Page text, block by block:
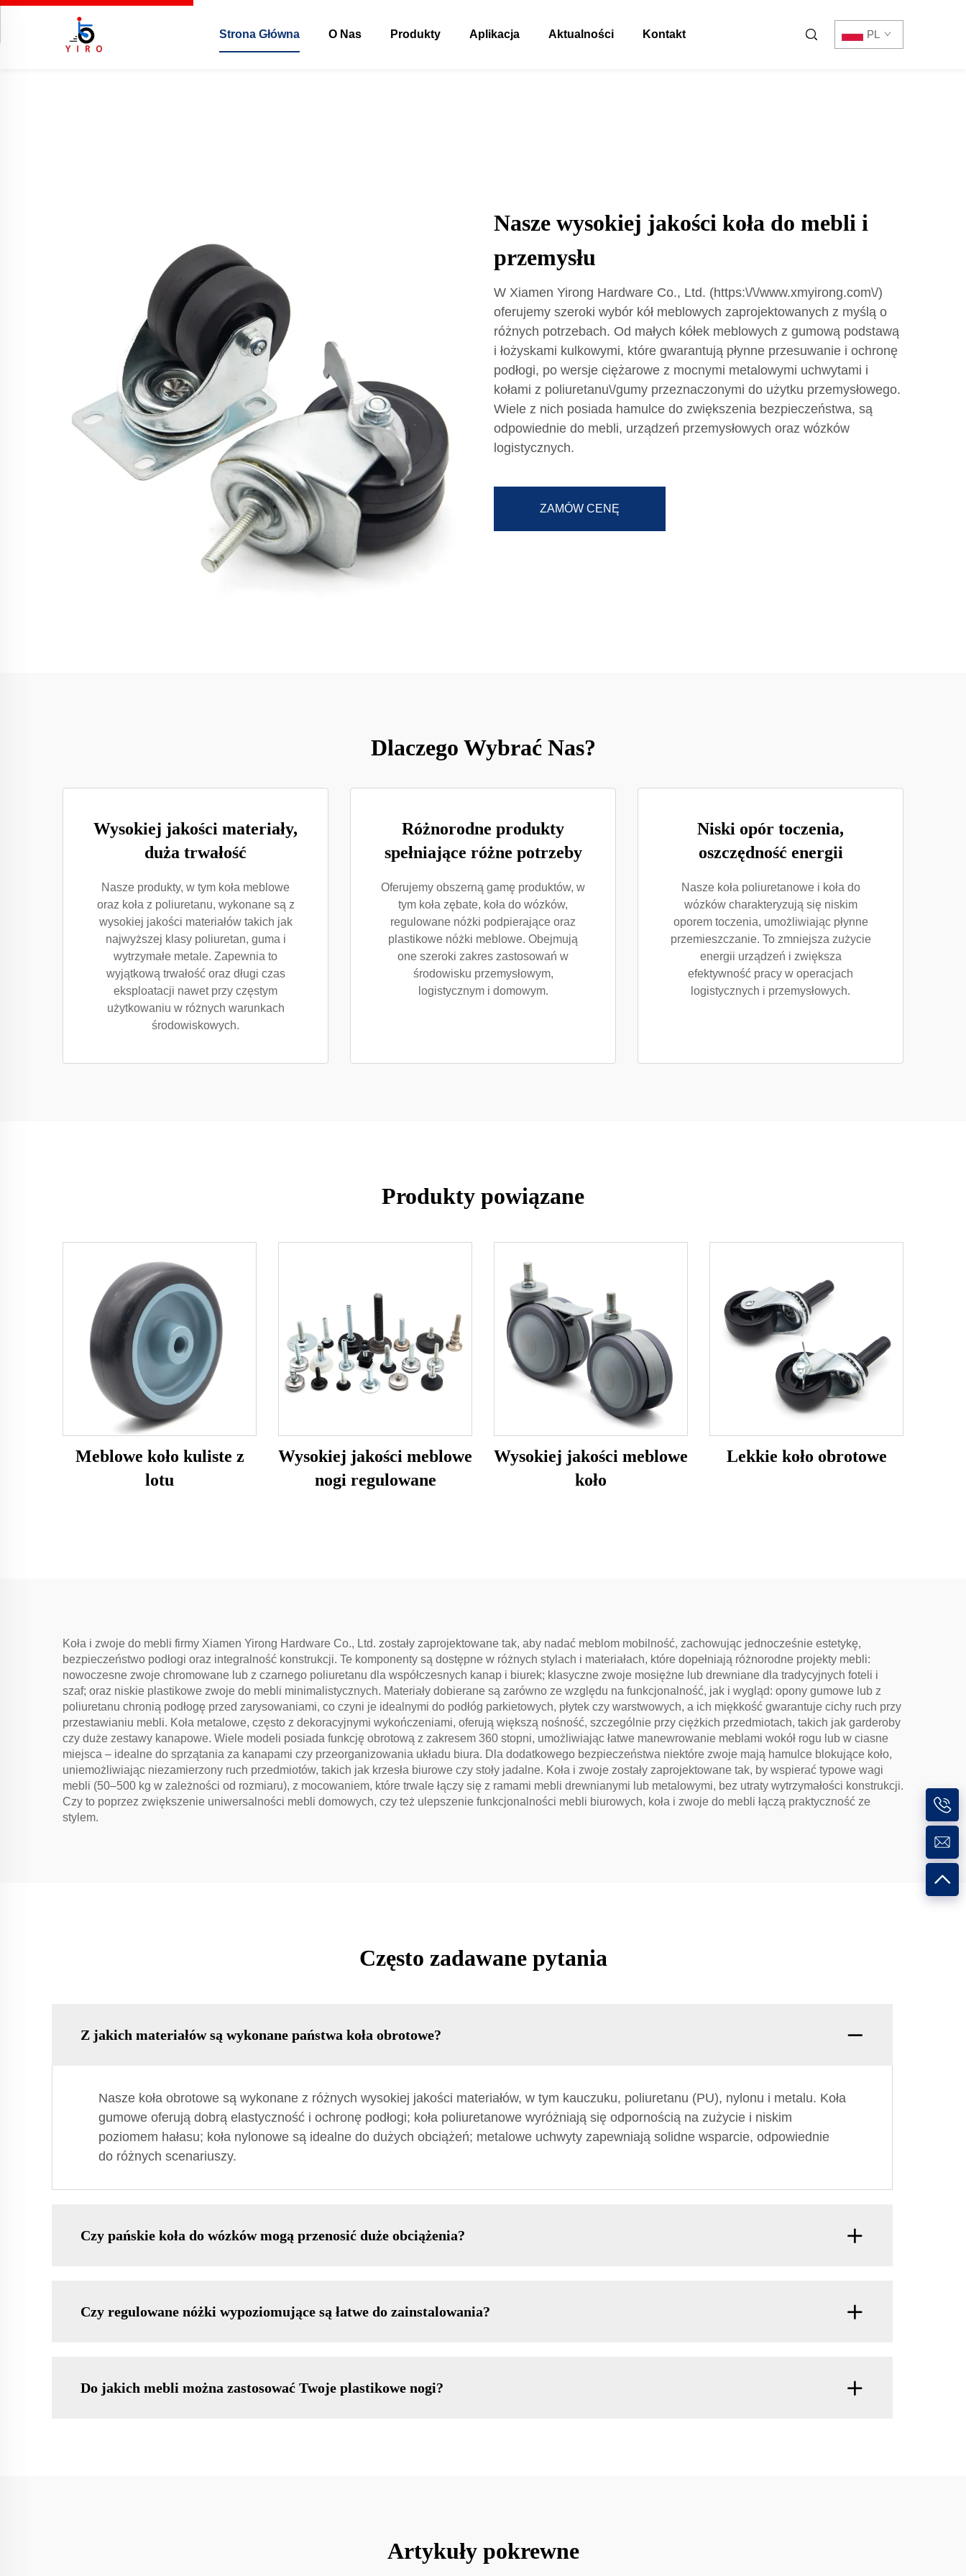
Strona Główna O Nas Produkty Aplikacja Aktualności Kontakt PL
Nasze wysokiej jakości koła do mebli i
przemysłu
W Xiamen Yirong Hardware Co., Ltd. (https:\/\/www.xmyirong.com\/)
oferujemy szeroki wybór kół meblowych zaprojektowanych z myślą o
różnych potrzebach. Od małych kółek meblowych z gumową podstawą
i łożyskami kulkowymi, które gwarantują płynne przesuwanie i ochronę
podłogi, po wersje ciężarowe z mocnymi metalowymi uchwytami i
kołami z poliuretanu\/gumy przeznaczonymi do użytku przemysłowego.
Wiele z nich posiada hamulce do zwiększenia bezpieczeństwa, są
odpowiednie do mebli, urządzeń przemysłowych oraz wózków
logistycznych.
ZAMÓW CENĘ
Dlaczego Wybrać Nas?
Wysokiej jakości materiały,
duża trwałość
Nasze produkty, w tym koła meblowe
oraz koła z poliuretanu, wykonane są z
wysokiej jakości materiałów takich jak
najwyższej klasy poliuretan, guma i
wytrzymałe metale. Zapewnia to
wyjątkową trwałość oraz długi czas
eksploatacji nawet przy częstym
użytkowaniu w różnych warunkach
środowiskowych.
Różnorodne produkty
spełniające różne potrzeby
Oferujemy obszerną gamę produktów, w
tym koła zębate, koła do wózków,
regulowane nóżki podpierające oraz
plastikowe nóżki meblowe. Obejmują
one szeroki zakres zastosowań w
środowisku przemysłowym,
logistycznym i domowym.
Niski opór toczenia,
oszczędność energii
Nasze koła poliuretanowe i koła do
wózków charakteryzują się niskim
oporem toczenia, umożliwiając płynne
przemieszczanie. To zmniejsza zużycie
energii urządzeń i zwiększa
efektywność pracy w operacjach
logistycznych i przemysłowych.
Produkty powiązane
Meblowe koło kuliste z
lotu
Wysokiej jakości meblowe
nogi regulowane
Wysokiej jakości meblowe
koło
Lekkie koło obrotowe
Koła i zwoje do mebli firmy Xiamen Yirong Hardware Co., Ltd. zostały zaprojektowane tak, aby nadać meblom mobilność, zachowując jednocześnie estetykę,
bezpieczeństwo podłogi oraz integralność konstrukcji. Te komponenty są dostępne w różnych stylach i materiałach, które dopełniają różnorodne projekty mebli:
nowoczesne zwoje chromowane lub z czarnego poliuretanu dla współczesnych kanap i biurek; klasyczne zwoje mosiężne lub drewniane dla tradycyjnych foteli i
szaf; oraz niskie plastikowe zwoje do mebli minimalistycznych. Materiały dobierane są zarówno ze względu na funkcjonalność, jak i wygląd: opony gumowe lub z
poliuretanu chronią podłogę przed zarysowaniami, co czyni je idealnymi do podłóg parkietowych, płytek czy warstwowych, a ich miękkość gwarantuje cichy ruch przy
przestawianiu mebli. Koła metalowe, często z dekoracyjnymi wykończeniami, oferują większą nośność, szczególnie przy ciężkich przedmiotach, takich jak garderoby
czy duże zestawy kanapowe. Wiele modeli posiada funkcję obrotową z zakresem 360 stopni, umożliwiając łatwe manewrowanie meblami wokół rogu lub w ciasne
miejsca – idealne do sprzątania za kanapami czy przeorganizowania układu biura. Dla dodatkowego bezpieczeństwa niektóre zwoje mają hamulce blokujące koło,
uniemożliwiając niezamierzony ruch przedmiotów, takich jak krzesła biurowe czy stoły jadalne. Koła i zwoje zostały zaprojektowane tak, by wspierać typowe wagi
mebli (50–500 kg w zależności od rozmiaru), z mocowaniem, które trwale łączy się z ramami mebli drewnianymi lub metalowymi, bez utraty wytrzymałości konstrukcji.
Czy to poprzez zwiększenie uniwersalności mebli domowych, czy też ulepszenie funkcjonalności mebli biurowych, koła i zwoje do mebli łączą praktyczność ze
stylem.
Często zadawane pytania
Z jakich materiałów są wykonane państwa koła obrotowe?
Nasze koła obrotowe są wykonane z różnych wysokiej jakości materiałów, w tym kauczuku, poliuretanu (PU), nylonu i metalu. Koła
gumowe oferują dobrą elastyczność i ochronę podłogi; koła poliuretanowe wyróżniają się odpornością na zużycie i niskim
poziomem hałasu; koła nylonowe są idealne do dużych obciążeń; metalowe uchwyty zapewniają solidne wsparcie, odpowiednie
do różnych scenariuszy.
Czy pańskie koła do wózków mogą przenosić duże obciążenia?
Czy regulowane nóżki wypoziomujące są łatwe do zainstalowania?
Do jakich mebli można zastosować Twoje plastikowe nogi?
Artykuły pokrewne